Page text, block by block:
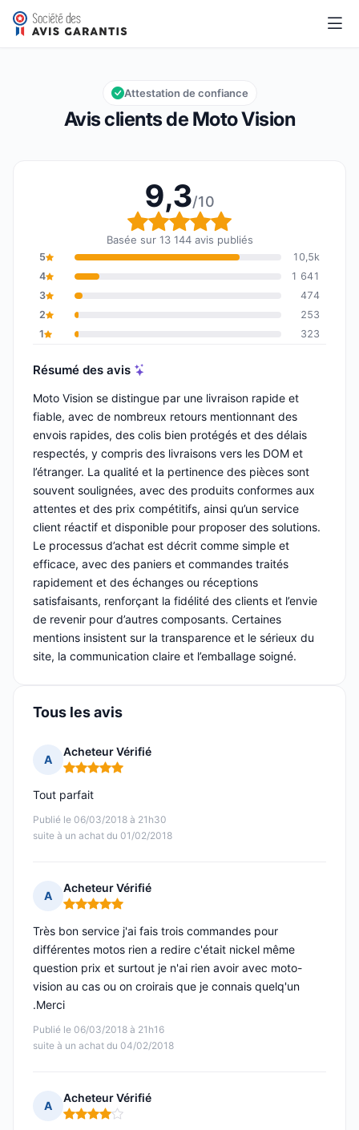
Moto Vision
Note globale : 9,3 sur 10
9,3/10
Avis clients de Moto Vision
Attestation de confiance
9,3/10
Note globale : 9,3 sur
Basée sur 13 144 avis publiés
5
10,5k
4
1 641
3
474
2
253
1
323
Résumé des avis
Moto Vision se distingue par une livraison rapide et
fiable, avec de nombreux retours mentionnant des
envois rapides, des colis bien protégés et des délais
respectés, y compris des livraisons vers les DOM et
l’étranger. La qualité et la pertinence des pièces sont
souvent soulignées, avec des produits conformes aux
attentes et des prix compétitifs, ainsi qu’un service
client réactif et disponible pour proposer des solutions.
Le processus d’achat est décrit comme simple et
efficace, avec des paniers et commandes traités
rapidement et des échanges ou réceptions
satisfaisants, renforçant la fidélité des clients et l’envie
de revenir pour d’autres composants. Certaines
mentions insistent sur la transparence et le sérieux du
site, la communication claire et l’emballage soigné.
Tous les avis
A
Acheteur Vérifié
Note : 5 sur 5
Publié le 06/03/2018 à 21h30
suite à un achat du 01/02/2018
Tout parfait
A
Acheteur Vérifié
Note : 5 sur 5
Publié le 06/03/2018 à 21h16
suite à un achat du 04/02/2018
Très bon service j'ai fais trois commandes pour
différentes motos rien a redire c'était nickel même
question prix et surtout je n'ai rien avoir avec moto-
vision au cas ou on croirais que je connais quelq'un
.Merci
A
Acheteur Vérifié
Note : 4 sur 5